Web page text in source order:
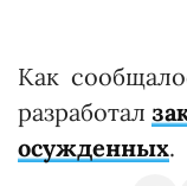
Как
разработал
осужденных.